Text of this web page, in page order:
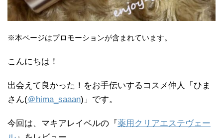
※本ページはプロモーションが含まれています。
こんにちは！
出会えて良かった！をお手伝いするコスメ仲人「ひま
さん(＠hima_saaan)」です。
今回は、マキアレイベルの『薬用クリアエステヴェー